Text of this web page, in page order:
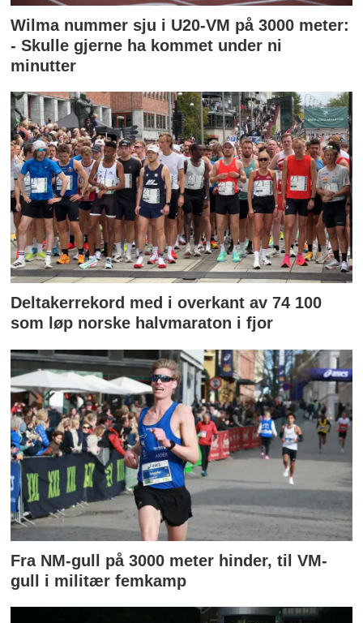
Wilma nummer sju i U20-VM på 3000 meter:
- Skulle gjerne ha kommet under ni
minutter
Deltakerrekord med i overkant av 74 100
som løp norske halvmaraton i fjor
Fra NM-gull på 3000 meter hinder, til VM-
gull i militær femkamp